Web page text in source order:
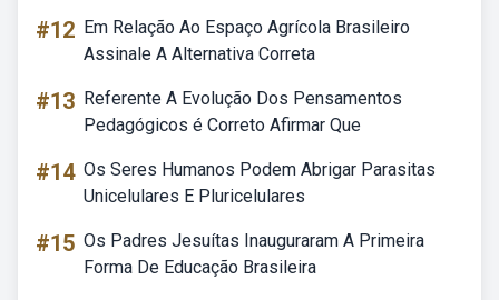
#12 Em Relação Ao Espaço Agrícola Brasileiro
Assinale A Alternativa Correta
#13 Referente A Evolução Dos Pensamentos
Pedagógicos é Correto Afirmar Que
#14 Os Seres Humanos Podem Abrigar Parasitas
Unicelulares E Pluricelulares
#15 Os Padres Jesuítas Inauguraram A Primeira
Forma De Educação Brasileira